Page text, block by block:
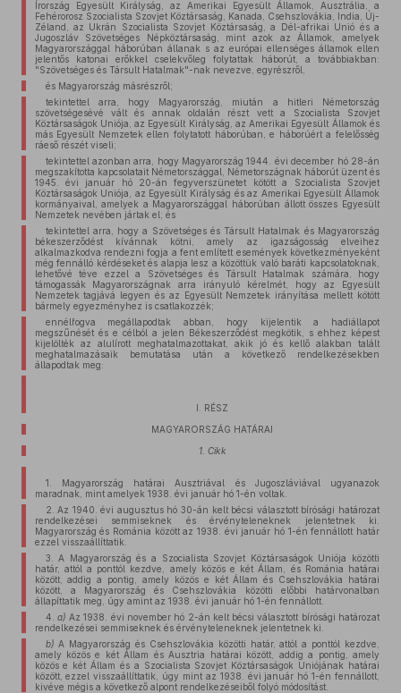
Írország Egyesült Királyság, az Amerikai Egyesült Államok, Ausztrália, a
Fehérorosz Szocialista Szovjet Köztársaság, Kanada, Csehszlovákia, India, Új-
Zéland, az Ukrán Szocialista Szovjet Köztársaság, a Dél-afrikai Unió és a
Jugoszláv Szövetséges Népköztársaság, mint azok az Államok, amelyek
Magyarországgal háborúban állanak s az európai ellenséges államok ellen
jelentős katonai erőkkel cselekvőleg folytattak háborút, a továbbiakban:
"Szövetséges és Társult Hatalmak"-nak nevezve, egyrészről,
és Magyarország másrészről;
tekintettel arra, hogy Magyarország, miután a hitleri Németország
szövetségesévé vált és annak oldalán részt vett a Szocialista Szovjet
Köztársaságok Uniója, az Egyesült Királyság, az Amerikai Egyesült Államok és
más Egyesült Nemzetek ellen folytatott háborúban, e háborúért a felelősség
ráeső részét viseli;
tekintettel azonban arra, hogy Magyarország 1944. évi december hó 28-án
megszakította kapcsolatait Németországgal, Németországnak háborút üzent és
1945. évi január hó 20-án fegyverszünetet kötött a Szocialista Szovjet
Köztársaságok Uniója, az Egyesült Királyság és az Amerikai Egyesült Államok
kormányaival, amelyek a Magyarországgal háborúban állott összes Egyesült
Nemzetek nevében jártak el; és
tekintettel arra, hogy a Szövetséges és Társult Hatalmak és Magyarország
békeszerződést kívánnak kötni, amely az igazságosság elveihez
alkalmazkodva rendezni fogja a fent említett események következményeként
még fennálló kérdéseket és alapja lesz a közöttük való baráti kapcsolatoknak,
lehetővé téve ezzel a Szövetséges és Társult Hatalmak számára, hogy
támogassák Magyarországnak arra irányuló kérelmét, hogy az Egyesült
Nemzetek tagjává legyen és az Egyesült Nemzetek irányítása mellett kötött
bármely egyezményhez is csatlakozzék;
ennélfogva megállapodtak abban, hogy kijelentik a hadiállapot
megszűnését és e célból a jelen Békeszerződést megkötik, s ehhez képest
kijelölték az alulírott meghatalmazottakat, akik jó és kellő alakban talált
meghatalmazásaik bemutatása után a következő rendelkezésekben
állapodtak meg:
I. RÉSZ
MAGYARORSZÁG HATÁRAI
1. Cikk
1. Magyarország határai Ausztriával és Jugoszláviával ugyanazok
maradnak, mint amelyek 1938. évi január hó 1-én voltak.
2. Az 1940. évi augusztus hó 30-án kelt bécsi választott bírósági határozat
rendelkezései semmiseknek és érvényteleneknek jelentetnek ki.
Magyarország és Románia között az 1938. évi január hó 1-én fennállott határ
ezzel visszaállíttatik.
3. A Magyarország és a Szocialista Szovjet Köztársaságok Uniója közötti
határ, attól a ponttól kezdve, amely közös e két Állam, és Románia határai
között, addig a pontig, amely közös e két Állam és Csehszlovákia határai
között, a Magyarország és Csehszlovákia közötti előbbi határvonalban
állapíttatik meg, úgy amint az 1938. évi január hó 1-én fennállott.
4. a) Az 1938. évi november hó 2-án kelt bécsi választott bírósági határozat
rendelkezései semmiseknek és érvényteleneknek jelentetnek ki.
b) A Magyarország és Csehszlovákia közötti határ, attól a ponttól kezdve,
amely közös e két Állam és Ausztria határai között, addig a pontig, amely
közös e két Állam és a Szocialista Szovjet Köztársaságok Uniójának határai
között, ezzel visszaállíttatik, úgy mint az 1938. évi január hó 1-én fennállott,
kivéve mégis a következő alpont rendelkezéseiből folyó módosítást.